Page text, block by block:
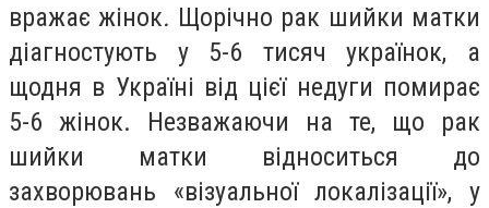
вражає жінок. Щорічно рак шийки матки
діагностують у 5-6 тисяч українок, а
щодня в Україні від цієї недуги помирає
5-6 жінок. Незважаючи на те, що рак
шийки матки відноситься до
захворювань «візуальної локалізації», у